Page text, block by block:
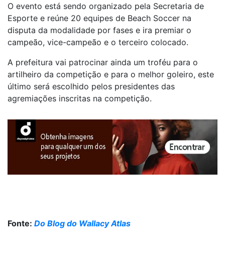
O evento está sendo organizado pela Secretaria de
Esporte e reúne 20 equipes de Beach Soccer na
disputa da modalidade por fases e ira premiar o
campeão, vice-campeão e o terceiro colocado.
A prefeitura vai patrocinar ainda um troféu para o
artilheiro da competição e para o melhor goleiro, este
último será escolhido pelos presidentes das
agremiações inscritas na competição.
Fonte: Do Blog do Wallacy Atlas